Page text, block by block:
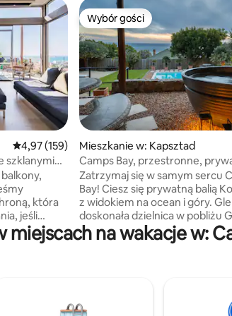
Wybór gości
Średnia ocena: 4,97 na 5, liczba recenzji: 159
4,97 (159)
szklanymi
która
jeśli
samotnie.
Otwarta
Wybór gości
Wybór gości
Mieszkanie w: Kapsztad
Camps Bay, przestronne,
słoneczne mieszkanie, lokal 2
Zatrzymaj się w samym sercu
Bay! Ciesz się prywatną balią
z widokiem na ocean i góry.
doskonała dzielnica w pobliżu
Stołowej. Apartament znajduje
w odległości krótkiego spaceru
Rozkoszuj się prywatnym
tarasem z widokiem na ocean –
na wakacje w: